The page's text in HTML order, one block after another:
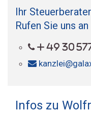
Ihr
Rufen Sie uns an
+ 49 30
Infos zu